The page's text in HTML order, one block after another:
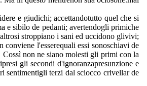
e giudichi; accettandotutto quel che si
e sibilo de pedanti; avertendogli primiche
stroppiano i sani ed uccidono glivivi;
l'esserequali essi sonoschiavi de
Cossì non ne siano molesti gli primi con la
gli secondi d'ignoranzapresunzione e
sentimentigli terzi dal sciocco crivellar de